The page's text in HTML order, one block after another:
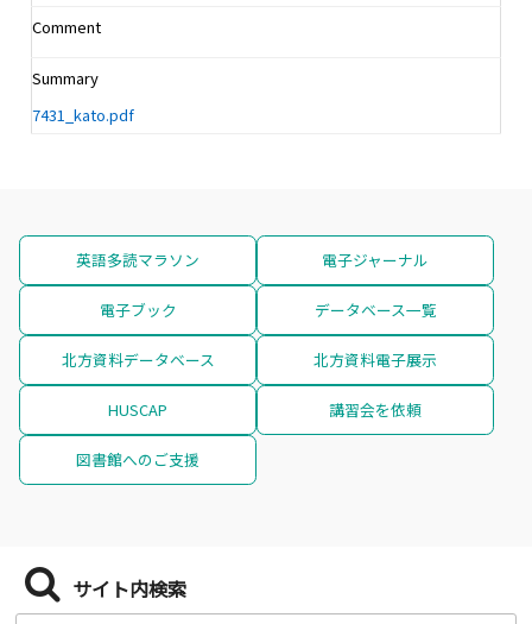
Comment
Summary
7431_kato.pdf
英語多読マラソン 電子ジャーナル
電子ブック データベース一覧
北方資料データベース 北方資料電子展示
HUSCAP 講習会を依頼
図書館へのご支援
サイト内検索